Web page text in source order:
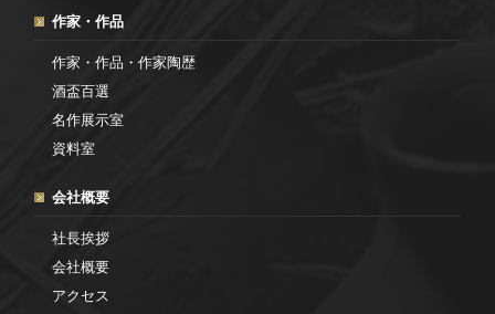
作家・作品
作家・作品・作家陶歴
酒盃百選
名作展示室
資料室
会社概要
社長挨拶
会社概要
アクセス